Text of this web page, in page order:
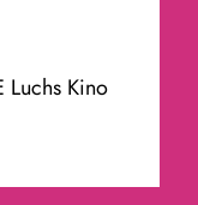
Kino